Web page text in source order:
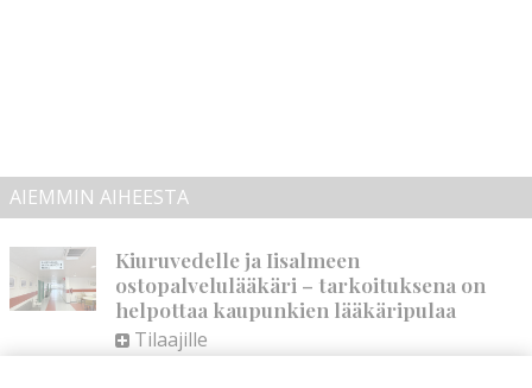
AIEMMIN AIHEESTA
Kiuruvedelle ja Iisalmeen
ostopalvelulääkäri – tarkoituksena on
helpottaa kaupunkien lääkäripulaa
Tilaajille